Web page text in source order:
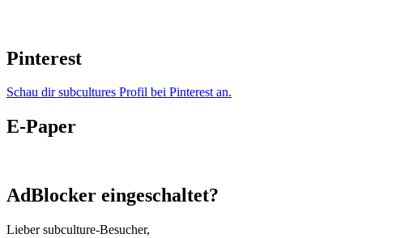
Pinterest
Schau dir subcultures Profil bei Pinterest an.
E-Paper
AdBlocker eingeschaltet?
Lieber subculture-Besucher,